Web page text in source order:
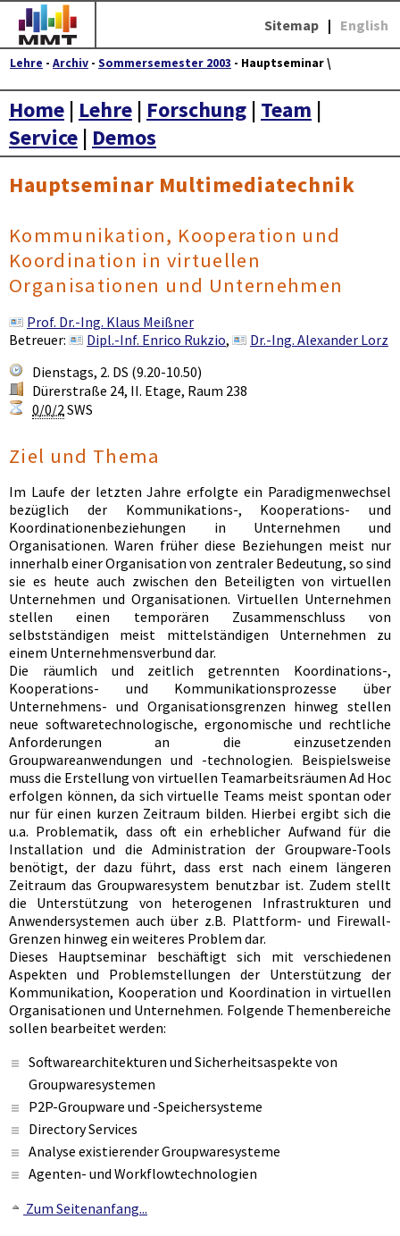
Sitemap | English
Lehre - Archiv - Sommersemester 2003 - Hauptseminar \
Home | Lehre | Forschung | Team |
Service | Demos
Hauptseminar Multimediatechnik
Kommunikation, Kooperation und
Koordination in virtuellen
Organisationen und Unternehmen
Prof. Dr.-Ing. Klaus Meißner
Betreuer:
Dipl.-Inf. Enrico Rukzio,
Dr.-Ing. Alexander Lorz
Dienstags, 2. DS (9.20-10.50)
Dürerstraße 24, II. Etage, Raum 238
0/0/2SWS
Ziel und Thema
Im Laufe der letzten Jahre erfolgte ein Paradigmenwechsel
bezüglich der Kommunikations-, Kooperations- und
Koordinationenbeziehungen in Unternehmen und
Organisationen. Waren früher diese Beziehungen meist nur
innerhalb einer Organisation von zentraler Bedeutung, so sind
sie es heute auch zwischen den Beteiligten von virtuellen
Unternehmen und Organisationen. Virtuellen Unternehmen
stellen einen temporären Zusammenschluss von
selbstständigen meist mittelständigen Unternehmen zu
einem Unternehmensverbund dar.
Die räumlich und zeitlich getrennten Koordinations-,
Kooperations- und Kommunikationsprozesse über
Unternehmens- und Organisationsgrenzen hinweg stellen
neue softwaretechnologische, ergonomische und rechtliche
Anforderungen an die einzusetzenden
Groupwareanwendungen und -technologien. Beispielsweise
muss die Erstellung von virtuellen Teamarbeitsräumen Ad Hoc
erfolgen können, da sich virtuelle Teams meist spontan oder
nur für einen kurzen Zeitraum bilden. Hierbei ergibt sich die
u.a. Problematik, dass oft ein erheblicher Aufwand für die
Installation und die Administration der Groupware-Tools
benötigt, der dazu führt, dass erst nach einem längeren
Zeitraum das Groupwaresystem benutzbar ist. Zudem stellt
die Unterstützung von heterogenen Infrastrukturen und
Anwendersystemen auch über z.B. Plattform- und Firewall-
Grenzen hinweg ein weiteres Problem dar.
Dieses Hauptseminar beschäftigt sich mit verschiedenen
Aspekten und Problemstellungen der Unterstützung der
Kommunikation, Kooperation und Koordination in virtuellen
Organisationen und Unternehmen. Folgende Themenbereiche
sollen bearbeitet werden:
Softwarearchitekturen und Sicherheitsaspekte von
Groupwaresystemen
P2P-Groupware und -Speichersysteme
Directory Services
Analyse existierender Groupwaresysteme
Agenten- und Workflowtechnologien
Zum Seitenanfang...